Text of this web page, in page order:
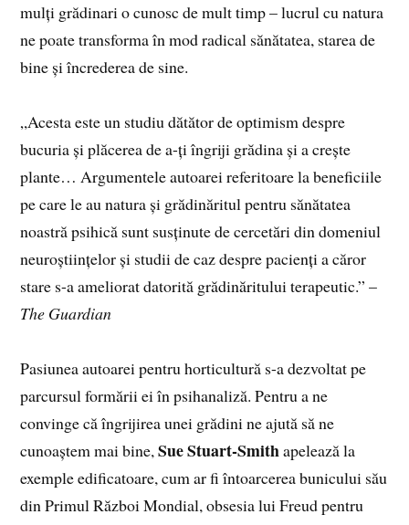
mulți grădinari o cunosc de mult timp – lucrul cu natura
ne poate transforma în mod radical sănătatea, starea de
bine și încrederea de sine.
„Acesta este un studiu dătător de optimism despre
bucuria și plăcerea de a-ți îngriji grădina și a crește
plante… Argumentele autoarei referitoare la beneficiile
pe care le au natura și grădinăritul pentru sănătatea
noastră psihică sunt susținute de cercetări din domeniul
neuroștiințelor și studii de caz despre pacienți a căror
stare s-a ameliorat datorită grădinăritului terapeutic.” –
The Guardian
Pasiunea autoarei pentru horticultură s-a dezvoltat pe
parcursul formării ei în psihanaliză. Pentru a ne
convinge că îngrijirea unei grădini ne ajută să ne
cunoaștem mai bine,Sue Stuart-Smithapelează la
exemple edificatoare, cum ar fi întoarcerea bunicului său
din Primul Război Mondial, obsesia lui Freud pentru